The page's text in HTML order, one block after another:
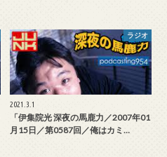
ラジオ
2021.3.1
「伊集院光 深夜の馬鹿力／2007年01
月15日／第0587回／俺はカミ…